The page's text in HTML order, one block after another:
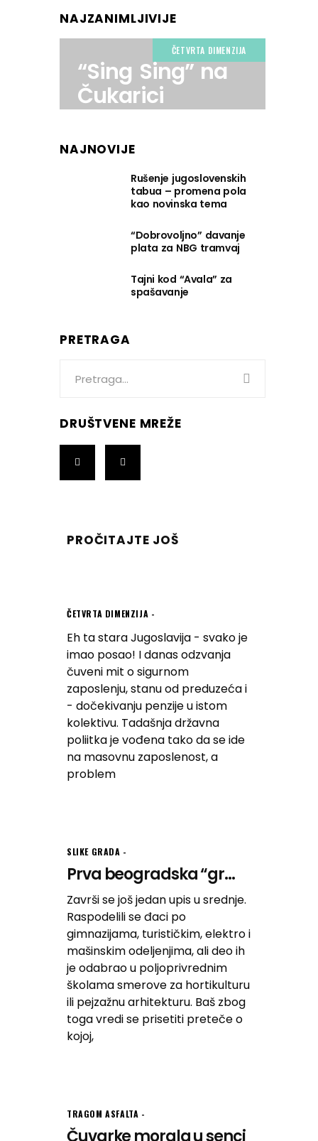
NAJZANIMLJIVIJE
ČETVRTA DIMENZIJA
“Sing Sing” na
Čukarici
NAJNOVIJE
Rušenje jugoslovenskih
tabua – promena pola
kao novinska tema
“Dobrovoljno” davanje
plata za NBG tramvaj
Tajni kod “Avala” za
spašavanje
PRETRAGA
DRUŠTVENE MREŽE
PROČITAJTE JOŠ
ČETVRTA DIMENZIJA
Eh ta stara Jugoslavija - svako je
imao posao! I danas odzvanja
čuveni mit o sigurnom
zaposlenju, stanu od preduzeća i
- dočekivanju penzije u istom
kolektivu. Tadašnja državna
poliitka je vođena tako da se ide
na masovnu zaposlenost, a
problem
SLIKE GRADA
Prva beogradska “gr...
Završi se još jedan upis u srednje.
Raspodelili se đaci po
gimnazijama, turističkim, elektro i
mašinskim odeljenjima, ali deo ih
je odabrao u poljoprivrednim
školama smerove za hortikulturu
ili pejzažnu arhitekturu. Baš zbog
toga vredi se prisetiti preteče o
kojoj,
TRAGOM ASFALTA
Čuvarke morala u senci